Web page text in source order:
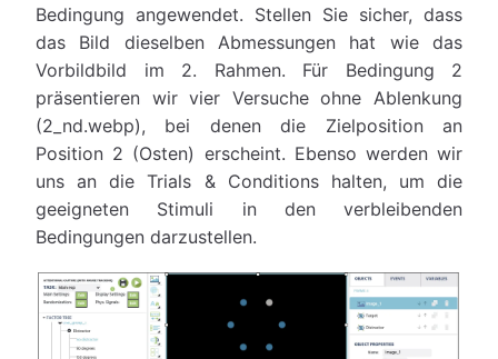
Bedingung angewendet. Stellen Sie sicher, dass
das Bild dieselben Abmessungen hat wie das
Vorbildbild im 2. Rahmen. Für Bedingung 2
präsentieren wir vier Versuche ohne Ablenkung
(2_nd.webp), bei denen die Zielposition an
Position 2 (Osten) erscheint. Ebenso werden wir
uns an die Trials & Conditions halten, um die
geeigneten Stimuli in den verbleibenden
Bedingungen darzustellen.